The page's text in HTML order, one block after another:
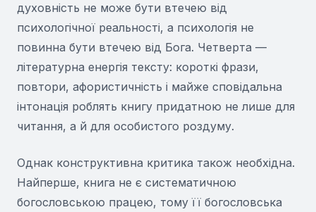
духовність не може бути втечею від
психологічної реальності, а психологія не
повинна бути втечею від Бога. Четверта —
літературна енергія тексту: короткі фрази,
повтори, афористичність і майже сповідальна
інтонація роблять книгу придатною не лише для
читання, а й для особистого роздуму.
Однак конструктивна критика також необхідна.
Найперше, книга не є систематичною
богословською працею, тому її богословська